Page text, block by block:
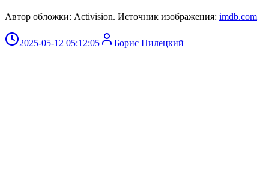
Автор обложки: Activision. Источник изображения: imdb.com
2025-05-12 05:12:05 Борис Пилецкий